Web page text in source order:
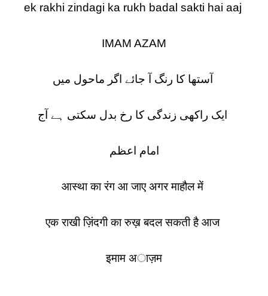
ek rakhi zindagi ka rukh badal sakti hai aaj
IMAM AZAM
امام اعظم
आस्था का रंग आ जाए अगर माहौल में
एक राखी ज़िंदगी का रुख़ बदल सकती है आज
इमाम अाज़म